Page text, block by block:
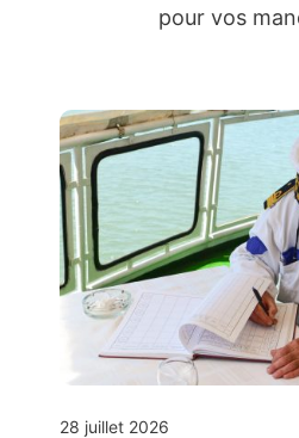
pour vos
28 juillet 2026